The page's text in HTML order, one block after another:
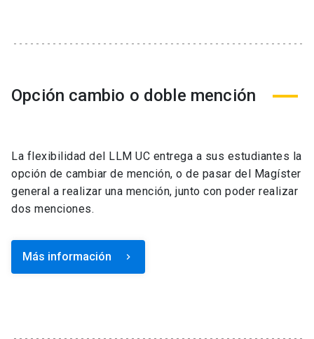
Opción cambio o doble mención
La flexibilidad del LLM UC entrega a sus estudiantes la
opción de cambiar de mención, o de pasar del Magíster
general a realizar una mención, junto con poder realizar
dos menciones.
Más información keyboard_arrow_right